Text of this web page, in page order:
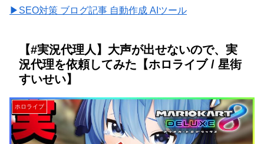
▶SEO対策 ブログ記事 自動作成 AIツール
【#実況代理人】大声が出せないので、実
況代理を依頼してみた【ホロライブ / 星街
すいせい】
ホロライブ